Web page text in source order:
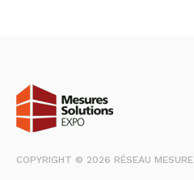
COPYRIGHT © 2026 RÉSEAU MESURE